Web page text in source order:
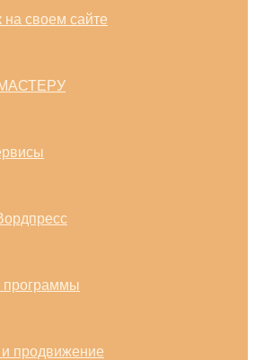
на своем сайте
программы
и продвижение